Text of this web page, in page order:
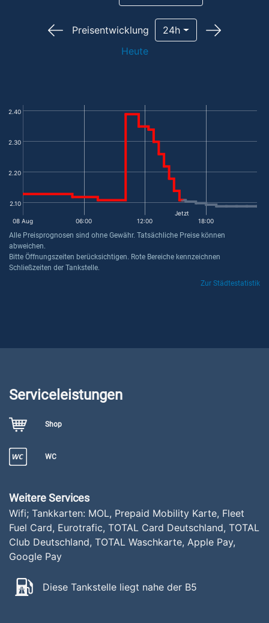
Preisentwicklung
24h
Heute
2.10
2.20
2.30
2.40
08 Aug 06:00 12:00 18:00
Jetzt
Alle Preisprognosen sind ohne Gewähr. Tatsächliche Preise können
abweichen.
Bitte Öffnungszeiten berücksichtigen. Rote Bereiche kennzeichnen
Schließzeiten der Tankstelle.
Zur Städtestatistik
Serviceleistungen
Shop
WC
Weitere Services
Wifi; Tankkarten: MOL, Prepaid Mobility Karte, Fleet
Fuel Card, Eurotrafic, TOTAL Card Deutschland, TOTAL
Club Deutschland, TOTAL Waschkarte, Apple Pay,
Google Pay
Diese Tankstelle liegt nahe der B5